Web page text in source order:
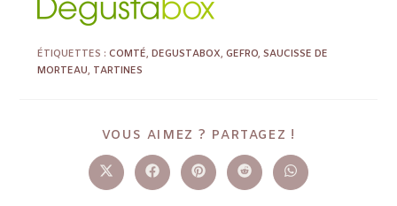
ÉTIQUETTES :COMTÉ, DEGUSTABOX, GEFRO, SAUCISSE DE
MORTEAU, TARTINES
VOUS AIMEZ ? PARTAGEZ !